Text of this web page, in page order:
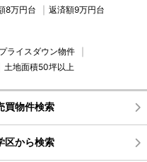
8万円台 返済額9万円台
プライスダウン物件
土地面積50坪以上
買物件検索
区から検索